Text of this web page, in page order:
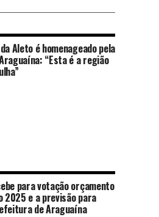
Aleto é homenageado pela
“Esta é a região
para votação orçamento
2025 e a previsão para
de Araguaína